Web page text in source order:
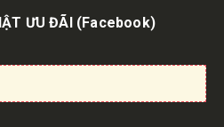
ƯU ĐÃI (Facebook)